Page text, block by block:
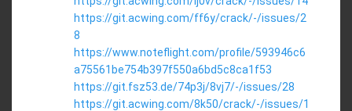
https://git.acwing.com/ff6y/crack/-/issues/2
8
https://www.noteflight.com/profile/593946c6
a75561be754b397f550a6bd5c8ca1f53
https://git.fsz53.de/74p3j/8vj7/-/issues/28
https://git.acwing.com/8k50/crack/-/issues/1